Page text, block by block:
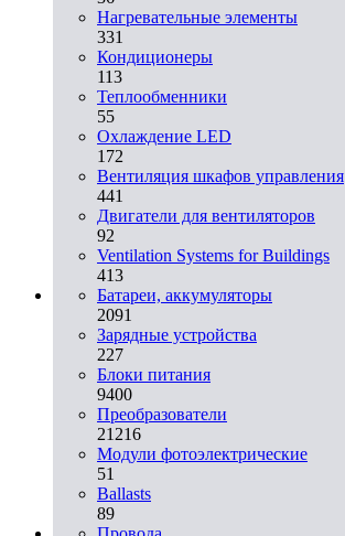
Нагревательные элементы
331
Кондиционеры
113
Теплообменники
55
Охлаждение LED
172
Вентиляция шкафов управления
441
Двигатели для вентиляторов
92
Ventilation Systems for Buildings
413
Батареи, аккумуляторы
2091
Зарядные устройства
227
Блоки питания
9400
Преобразователи
21216
Модули фотоэлектрические
51
Ballasts
89